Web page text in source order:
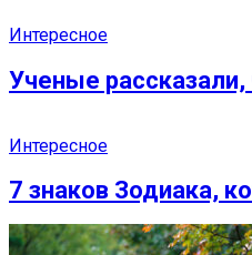
Интересное
Ученые
Интересное
7 знаков Зодиака,